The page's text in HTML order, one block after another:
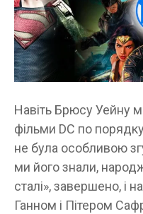
Навіть Брюсу Уейну
фільми DC по
не була особливою
ми його знали,
сталі», завершено, і
Ганном і Пітером